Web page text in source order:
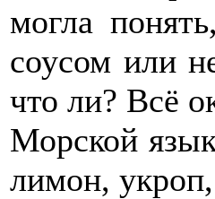
могла
соусом или
что ли? Всё
Морской
лимон,